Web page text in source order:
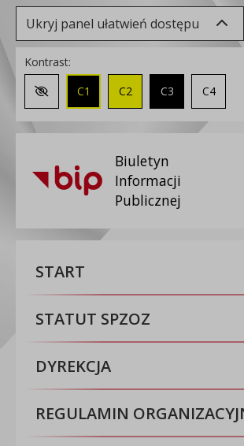
Ukryj panel ułatwień dostępu
Kontrast:
Zmień kontrast na domyślny
C1 C2 C3 C4
Biuletyn
Informacji
Publicznej
START
STATUT SPZOZ
DYREKCJA
REGULAMIN